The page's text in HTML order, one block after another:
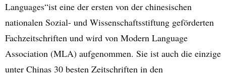
Languages“ist eine der ersten von der chinesischen
nationalen Sozial- und Wissenschaftsstiftung geförderten
Fachzeitschriften und wird von Modern Language
Association (MLA) aufgenommen. Sie ist auch die einzige
unter Chinas 30 besten Zeitschriften in den